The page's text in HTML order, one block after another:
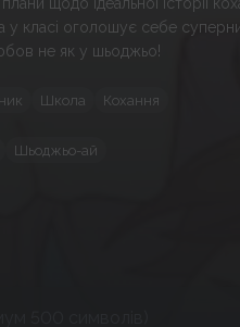
у класі оголошує себе
не як у шьоджьо!
Школа Кохання
Шьоджьо-ай